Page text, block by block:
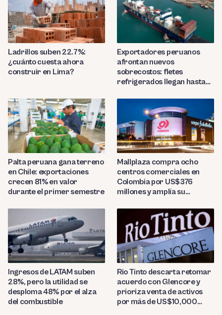
Ladrillos suben 22.7%:
¿cuánto cuesta ahora
construir en Lima?
Exportadores peruanos
afrontan nuevos
sobrecostos: fletes
refrigerados llegan hasta
Palta peruana gana terreno
en Chile: exportaciones
crecen 81% en valor
durante el primer semestre
Mallplaza compra ocho
centros comerciales en
Colombia por US$376
millones y amplía su
Ingresos de LATAM suben
28%, pero la utilidad se
desploma 48% por el alza
del combustible
Rio Tinto descarta retomar
acuerdo con Glencore y
prioriza venta de activos
por más de US$10,000